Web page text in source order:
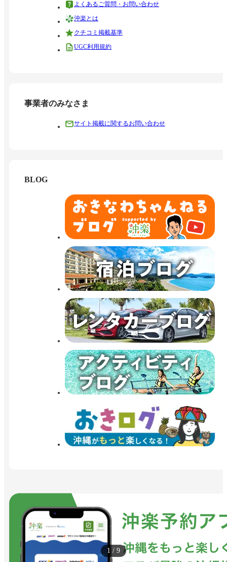
1 / 9
よくあるご質問・お問い合わせ
沖楽とは
クチコミ掲載基準
UGC利用規約
事業者のみなさま
サイト掲載に関するお問い合わせ
BLOG